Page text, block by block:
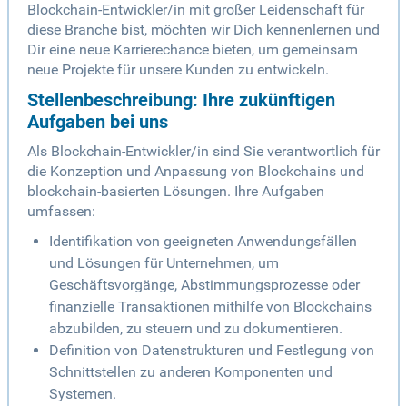
Blockchain-Entwickler/in mit großer Leidenschaft für
diese Branche bist, möchten wir Dich kennenlernen und
Dir eine neue Karrierechance bieten, um gemeinsam
neue Projekte für unsere Kunden zu entwickeln.
Stellenbeschreibung: Ihre zukünftigen
Aufgaben bei uns
Als Blockchain-Entwickler/in sind Sie verantwortlich für
die Konzeption und Anpassung von Blockchains und
blockchain-basierten Lösungen. Ihre Aufgaben
umfassen:
Identifikation von geeigneten Anwendungsfällen
und Lösungen für Unternehmen, um
Geschäftsvorgänge, Abstimmungsprozesse oder
finanzielle Transaktionen mithilfe von Blockchains
abzubilden, zu steuern und zu dokumentieren.
Definition von Datenstrukturen und Festlegung von
Schnittstellen zu anderen Komponenten und
Systemen.